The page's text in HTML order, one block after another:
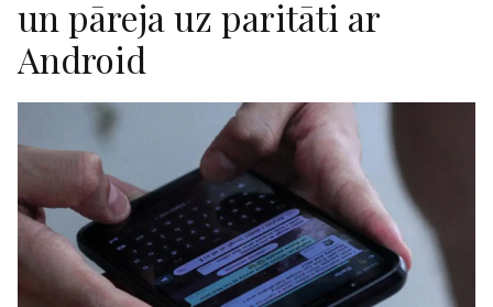
un pāreja uz paritāti ar
Android